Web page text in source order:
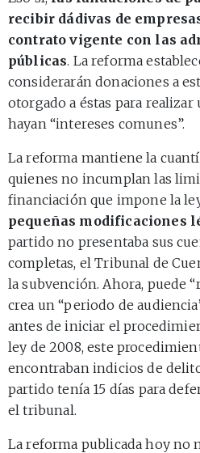
recibir dádivas de
contrato vigente con las
públicas. La reforma
considerarán donaciones a
otorgado a éstas para
hayan “intereses comunes”.
La reforma mantiene la
quienes no incumplan las
financiación que impone la
pequeñas modificaciones
partido no presentaba sus
completas, el Tribunal de
la subvención. Ahora, puede
crea un “periodo de
antes de iniciar el
ley de 2008, este
encontraban indicios de
partido tenía 15 días para
el tribunal.
La reforma publicada hoy no